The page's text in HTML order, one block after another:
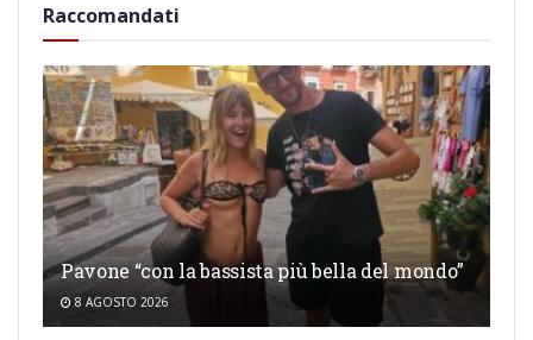
Raccomandati
Pavone “con la bassista più bella del mondo”
8 AGOSTO 2026